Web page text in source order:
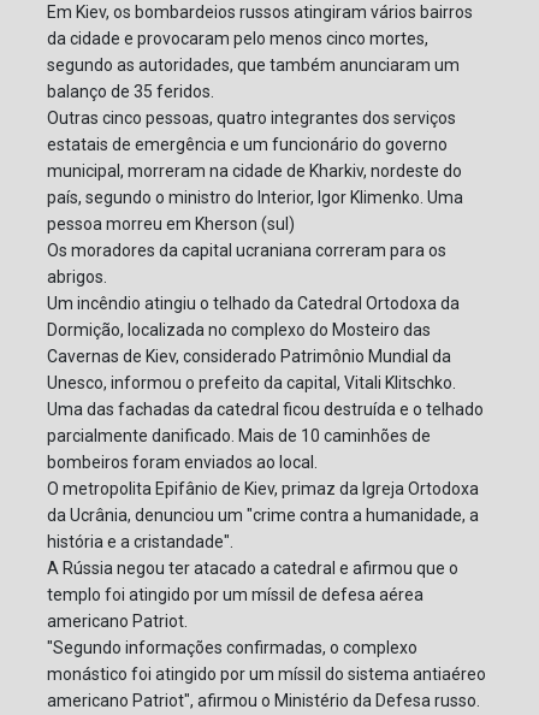
Em Kiev, os bombardeios russos atingiram vários bairros
da cidade e provocaram pelo menos cinco mortes,
segundo as autoridades, que também anunciaram um
balanço de 35 feridos.
Outras cinco pessoas, quatro integrantes dos serviços
estatais de emergência e um funcionário do governo
municipal, morreram na cidade de Kharkiv, nordeste do
país, segundo o ministro do Interior, Igor Klimenko. Uma
pessoa morreu em Kherson (sul)
Os moradores da capital ucraniana correram para os
abrigos.
Um incêndio atingiu o telhado da Catedral Ortodoxa da
Dormição, localizada no complexo do Mosteiro das
Cavernas de Kiev, considerado Patrimônio Mundial da
Unesco, informou o prefeito da capital, Vitali Klitschko.
Uma das fachadas da catedral ficou destruída e o telhado
parcialmente danificado. Mais de 10 caminhões de
bombeiros foram enviados ao local.
O metropolita Epifânio de Kiev, primaz da Igreja Ortodoxa
da Ucrânia, denunciou um "crime contra a humanidade, a
história e a cristandade".
A Rússia negou ter atacado a catedral e afirmou que o
templo foi atingido por um míssil de defesa aérea
americano Patriot.
"Segundo informações confirmadas, o complexo
monástico foi atingido por um míssil do sistema antiaéreo
americano Patriot", afirmou o Ministério da Defesa russo.